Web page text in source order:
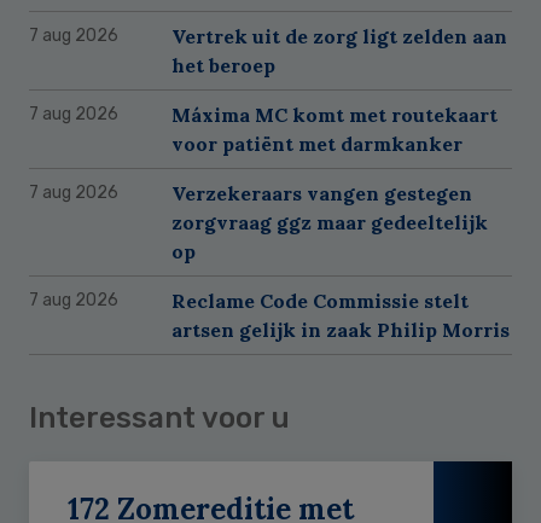
7 aug 2026
Vertrek uit de zorg ligt zelden aan
het beroep
7 aug 2026
Máxima MC komt met routekaart
voor patiënt met darmkanker
7 aug 2026
Verzekeraars vangen gestegen
zorgvraag ggz maar gedeeltelijk
op
7 aug 2026
Reclame Code Commissie stelt
artsen gelijk in zaak Philip Morris
Interessant voor u
172 Zomereditie met